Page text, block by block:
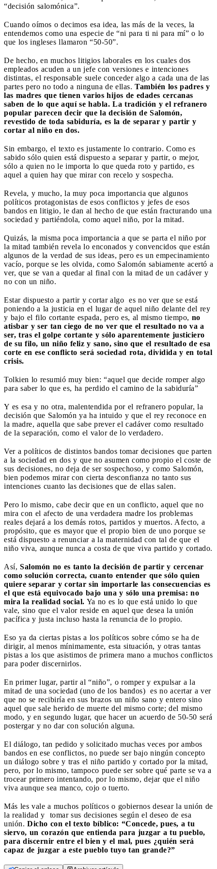
“decisión salomónica”.
Cuando oímos o decimos esa idea, las más de la veces, la
entendemos como una especie de “ni para ti ni para mí” o lo
que los ingleses llamaron “50-50”.
De hecho, en muchos litigios laborales en los cuales dos
empleados acuden a un jefe con versiones e intenciones
distintas, el responsable suele conceder algo a cada una de las
partes pero no todo a ninguna de ellas. También los padres y
las madres que tienen varios hijos de edades cercanas
saben de lo que aquí se habla. La tradición y el refranero
popular parecen decir que la decisión de Salomón,
revestido de toda sabiduría, es la de separar y partir y
cortar al niño en dos.
Sin embargo, el texto es justamente lo contrario. Como es
sabido sólo quien está dispuesto a separar y partir, o mejor,
sólo a quien no le importa lo que queda roto y partido, es
aquel a quien hay que mirar con recelo y sospecha.
Revela, y mucho, la muy poca importancia que algunos
políticos protagonistas de esos conflictos y jefes de esos
bandos en litigio, le dan al hecho de que están fracturando una
sociedad y partiéndola, como aquel niño, por la mitad.
Quizás, la misma poca importancia a que se parta el niño por
la mitad también revela lo enconados y convencidos que están
algunos de la verdad de sus ideas, pero es un empecinamiento
vacío, porque se les olvida, como Salomón sabiamente acertó a
ver, que se van a quedar al final con la mitad de un cadáver y
no con un niño.
Estar dispuesto a partir y cortar algo es no ver que se está
poniendo a la justicia en el lugar de aquel niño delante del rey
y bajo el filo cortante espada, pero es, al mismo tiempo, no
atisbar y ser tan ciego de no ver que el resultado no va a
ser, tras el golpe cortante y sólo aparentemente justiciero
de su filo, un niño feliz y sano, sino que el resultado de esa
corte en ese conflicto será sociedad rota, dividida y en total
crisis.
Tolkien lo resumió muy bien: “aquel que decide romper algo
para saber lo que es, ha perdido el camino de la sabiduría”
Y es esa y no otra, malentendida por el refranero popular, la
decisión que Salomón ya ha intuido y que el rey reconoce en
la madre, aquella que sabe prever el cadáver como resultado
de la separación, como el valor de lo verdadero.
Ver a políticos de distintos bandos tomar decisiones que parten
a la sociedad en dos y que no asumen como propio el coste de
sus decisiones, no deja de ser sospechoso, y como Salomón,
bien podemos mirar con cierta desconfianza no tanto sus
intenciones cuanto las decisiones que de ellas salen.
Pero lo mismo, cabe decir que en un conflicto, aquel que no
mira con el afecto de una verdadera madre los problemas
reales dejará a los demás rotos, partidos y muertos. Afecto, a
propósito, que es mayor que el propio bien de uno porque se
está dispuesto a renunciar a la maternidad con tal de que el
niño viva, aunque nunca a costa de que viva partido y cortado.
Así, Salomón no es tanto la decisión de partir y cercenar
como solución correcta, cuanto entender que sólo quien
quiere separar y cortar sin importarle las consecuencias es
el que está equivocado bajo una y sólo una premisa: no
mira la realidad social. Ya no es lo que está unido lo que
vale, sino que el valor reside en aquel que desea la unión
pacífica y justa incluso hasta la renuncia de lo propio.
Eso ya da ciertas pistas a los políticos sobre cómo se ha de
dirigir, al menos mínimamente, esta situación, y otras tantas
pistas a los que asistimos de primera mano a muchos conflictos
para poder discernirlos.
En primer lugar, partir al “niño”, o romper y expulsar a la
mitad de una sociedad (uno de los bandos) es no acertar a ver
que no se recibiría en sus brazos un niño sano y entero sino
aquel que sale herido de muerte del mismo corte; del mismo
modo, y en segundo lugar, que hacer un acuerdo de 50-50 será
postergar y no dar con solución alguna.
El diálogo, tan pedido y solicitado muchas veces por ambos
bandos en ese conflictos, no puede ser bajo ningún concepto
un diálogo sobre y tras el niño partido y cortado por la mitad,
pero, por lo mismo, tampoco puede ser sobre qué parte se va a
trocear primero intentando, por lo mismo, dejar que el niño
viva aunque sea manco, cojo o tuerto.
Más les vale a muchos políticos o gobiernos desear la unión de
la realidad y
tomar sus decisiones según el deseo de esa
unión. Dicho con el texto bíblico: “Concede, pues, a tu
siervo, un corazón que entienda para juzgar a tu pueblo,
para discernir entre el bien y el mal, pues ¿quién será
capaz de juzgar a este pueblo tuyo tan grande?”